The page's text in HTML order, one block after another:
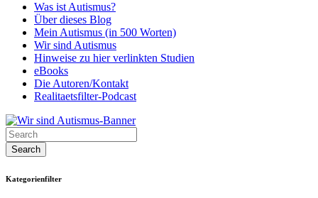
Was ist Autismus?
Über dieses Blog
Mein Autismus (in 500 Worten)
Wir sind Autismus
Hinweise zu hier verlinkten Studien
eBooks
Die Autoren/Kontakt
Realitaetsfilter-Podcast
Kategorienfilter